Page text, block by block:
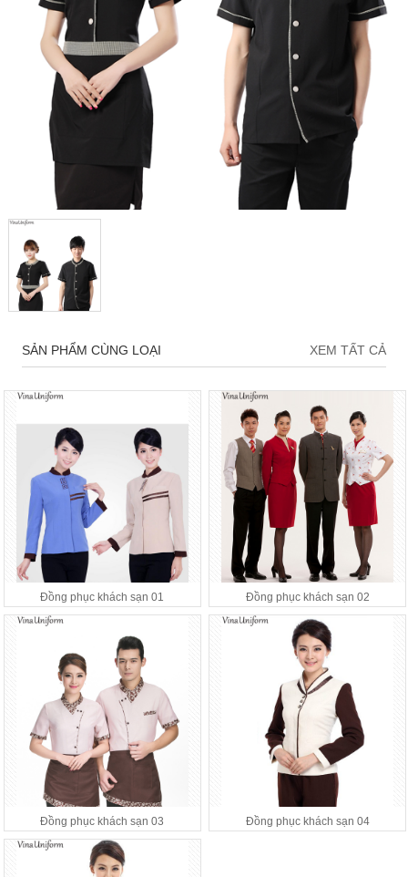
SẢN PHẨM CÙNG LOẠI XEM TẤT CẢ
Đồng phục khách sạn 01 Đồng phục khách sạn 02
Đồng phục khách sạn 03 Đồng phục khách sạn 04